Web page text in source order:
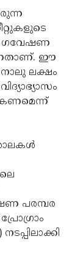
ഗവേഷണ
ഈ
ലക്ഷം
പരമ്പര